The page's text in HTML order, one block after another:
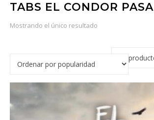
TABS EL CONDOR PASA
Mostrando el único resultado